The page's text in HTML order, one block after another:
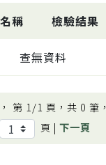
稱 檢驗結果
查無資料
第 1/1 頁，共 0 筆，
頁 | 下一頁